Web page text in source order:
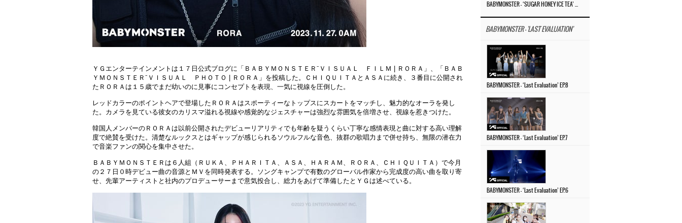
ＹＧエンターテインメントは１７日公式ブログに「ＢＡＢＹＭＯＮＳＴＥＲ⁻ＶＩＳＵＡＬ ＦＩＬＭ | ＲＯＲＡ」、「ＢＡＢ
ＹＭＯＮＳＴＥＲ⁻ＶＩＳＵＡＬ ＰＨＯＴＯ | ＲＯＲＡ」を投稿した。ＣＨＩＱＵＩＴＡとＡＳＡに続き、３番目に公開され
たＲＯＲＡは１５歳でまだ幼いのに見事にコンセプトを表現、一気に視線を圧倒した。
レッドカラーのポイントヘアで登場したＲＯＲＡはスポーティーなトップスにスカートをマッチし、魅力的なオーラを発し
た。カメラを見ている彼女のカリスマ溢れる視線や感覚的なジェスチャーは強烈な雰囲気を倍増させ、視線を惹きつけた。
韓国人メンバーのＲＯＲＡは以前公開されたデビューリアリティでも年齢を疑うくらい丁寧な感情表現と曲に対する高い理解
度で絶賛を受けた。清楚なルックスとはギャップが感じられるソウルフルな音色、抜群の歌唱力まで併せ持ち、無限の潜在力
で音楽ファンの関心を集中させた。
ＢＡＢＹＭＯＮＳＴＥＲは６人組（ＲＵＫＡ、ＰＨＡＲＩＴＡ、ＡＳＡ、ＨＡＲＡＭ、ＲＯＲＡ、ＣＨＩＱＵＩＴＡ）で今月
の２７日０時デビュー曲の音源とＭＶを同時発表する。ソングキャンプで有数のグローバル作家から完成度の高い曲を取り寄
せ、先輩アーティストと社内のプロデューサーまで意気投合し、総力をあげて準備したとＹＧは述べている。
BABYMONSTER - 'LAST EVALUATION'
BABYMONSTER – ‘Last Evaluation’ EP.8
BABYMONSTER – ‘Last Evaluation’ EP.7
BABYMONSTER – ‘Last Evaluation’ EP.6